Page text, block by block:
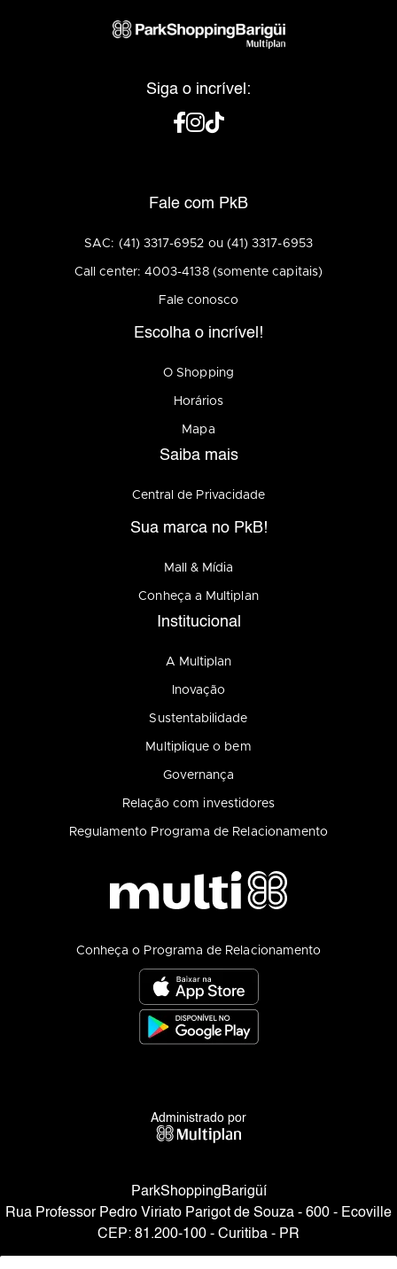
Siga o incrível:
Fale com PkB
SAC: (41) 3317-6952 ou (41) 3317-6953
Call center: 4003-4138 (somente capitais)
Fale conosco
Escolha o incrível!
O Shopping
Horários
Mapa
Saiba mais
Central de Privacidade
Sua marca no PkB!
Mall & Mídia
Conheça a Multiplan
Institucional
A Multiplan
Inovação
Sustentabilidade
Multiplique o bem
Governança
Relação com investidores
Regulamento Programa de Relacionamento
Conheça o Programa de Relacionamento
Administrado por
ParkShoppingBarigüí
Rua Professor Pedro Viriato Parigot de Souza - 600 - Ecoville
CEP: 81.200-100 - Curitiba - PR